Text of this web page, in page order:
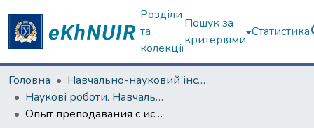
Розділи
та
колекції
Пошук за
критеріями
Статистика
Головна
Навчально-науковий інститут соціології та медіакомунікацій
Наукові роботи. Навчально-науковий інститут соціології та медіакомунікацій
Опыт преподавания с использованием возможностей Google Класса